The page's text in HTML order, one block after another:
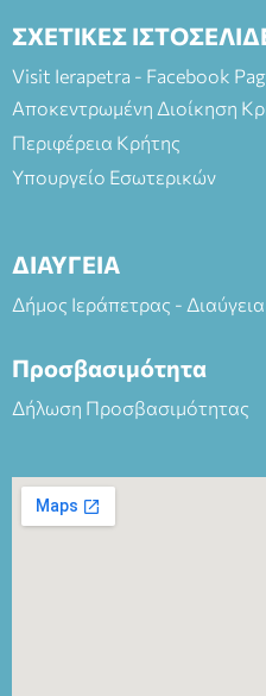
ΣΧΕΤΙΚΕΣ
Visit Ierapetra - Facebook
Αποκεντρωμένη Διοίκηση
Περιφέρεια Κρήτης
Υπουργείο Εσωτερικών
ΔΙΑΥΓΕΙΑ
Δήμος Ιεράπετρας - Διαύγεια
Προσβασιμότητα
Δήλωση Προσβασιμότητας